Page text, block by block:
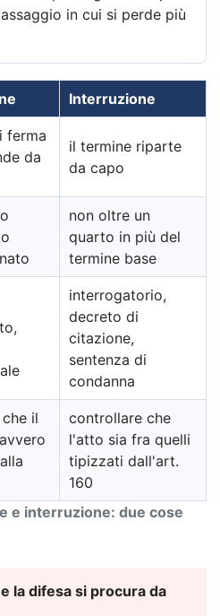
in cui si perde più
e interruzione: due cose
Interruzione
ferma
da
il termine riparte
da capo
non oltre un
quarto in più del
termine base
interrogatorio,
decreto di
citazione,
sentenza di
condanna
il
controllare che
l'atto sia fra quelli
tipizzati dall'art.
160
la difesa si procura da